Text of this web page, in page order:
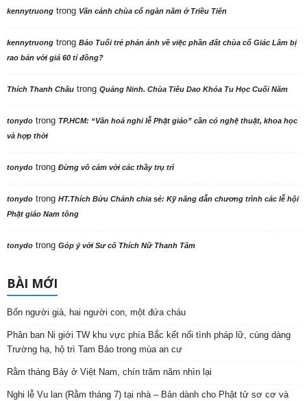
kennytruong trong Vãn cảnh chùa cổ ngàn năm ở Triều Tiên
kennytruong trong Báo Tuổi trẻ phản ảnh về việc phần đất chùa cổ Giác Lâm bị
rao bán với giá 60 tỉ đồng?
Thích Thanh Châu trong Quảng Ninh. Chùa Tiêu Dao Khóa Tu Học Cuối Năm
tonydo trong TP.HCM: “Văn hoá nghi lễ Phật giáo” cần có nghệ thuật, khoa học
và hợp thời
tonydo trong Đừng vô cảm với các thầy trụ trì
tonydo trong HT.Thích Bửu Chánh chia sẻ: Kỹ năng dẫn chương trình các lễ hội
Phật giáo Nam tông
tonydo trong Góp ý với Sư cô Thích Nữ Thanh Tâm
BÀI MỚI
Bốn người già, hai người con, một đứa cháu
Phân ban Ni giới TW khu vực phía Bắc kết nối tình pháp lữ, cúng dàng
Trường hạ, hộ trì Tam Bảo trong mùa an cư
Rằm tháng Bảy ở Việt Nam, chín trăm năm nhìn lại
Nghi lễ Vu lan (Rằm tháng 7) tại nhà – Bản dành cho Phật tử sơ cơ và